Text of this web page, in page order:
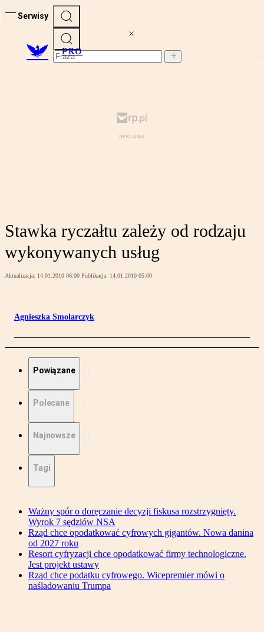
Serwisy
PRO
Stawka ryczałtu zależy od rodzaju
wykonywanych usług
Aktualizacja: 14.01.2010 06:00 Publikacja: 14.01.2010 05:00
Agnieszka Smolarczyk
Powiązane
Polecane
Najnowsze
Tagi
Ważny spór o doręczanie decyzji fiskusa rozstrzygnięty.
Wyrok 7 sędziów NSA
Rząd chce opodatkować cyfrowych gigantów. Nowa danina
od 2027 roku
Resort cyfryzacji chce opodatkować firmy technologiczne.
Jest projekt ustawy
Rząd chce podatku cyfrowego. Wicepremier mówi o
naśladowaniu Trumpa